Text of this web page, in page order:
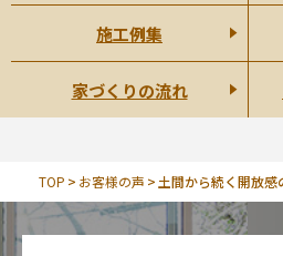
施工例集
家づくりの流れ
TOP お客様の声